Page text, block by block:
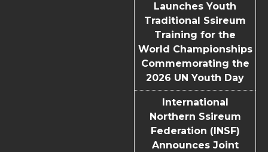
Launches Youth
Traditional Ssireum
Training for the
World Championships
Commemorating the
2026 UN Youth Day
International
Northern Ssireum
Federation (INSF)
Announces Joint